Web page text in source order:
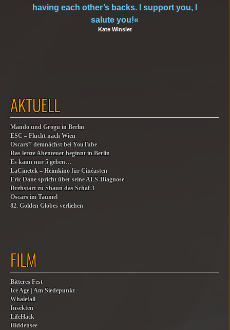
having each other’s backs. I support you, I
salute you!«
Kate Winslet
AKTUELL
Mando und Grogu in Berlin
ESC – Flucht nach Wien
Oscars® demnächst bei YouTube
Das letzte Abenteuer beginnt in Berlin
Es kann nur 5 geben…
LaCinetek – Heimkino für Cinéasten
Eric Dane spricht über seine ALS-Diagnose
Drehstart zu Shaun das Schaf 3
Oscars im Taumel
82. Golden Globes verliehen
FILM
Bitteres Fest
Ice Age | Am Siedepunkt
Whalefall
Insekten
LifeHack
Hiddensee